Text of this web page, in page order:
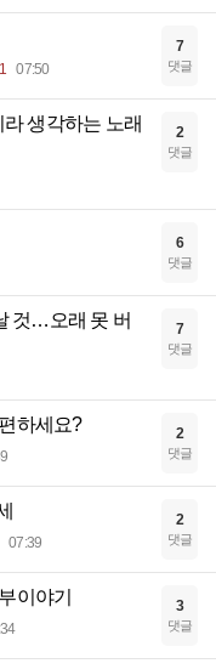
07:50
7
댓글
생각하는 노래 2
댓글
6
댓글
것…오래 못 버
7
댓글
하세요? 2
댓글
07:39
2
댓글
이야기 3
댓글